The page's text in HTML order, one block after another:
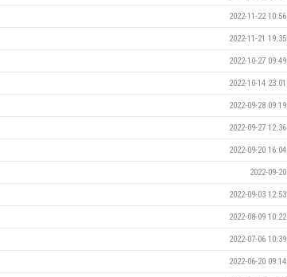
2022-11-22 10:56
2022-11-21 19:35
2022-10-27 09:49
2022-10-14 23:01
2022-09-28 09:19
2022-09-27 12:36
2022-09-20 16:04
2022-09-20
2022-09-03 12:53
2022-08-09 10:22
2022-07-06 10:39
2022-06-20 09:14